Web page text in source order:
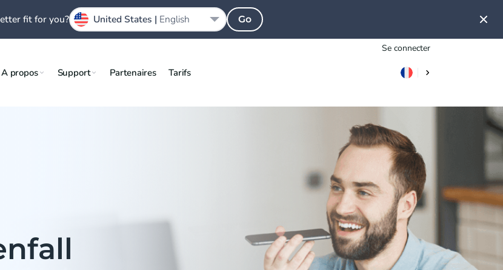
Se connecter
A propos Support Partenaires Tarifs
fit for you? United States | English Go